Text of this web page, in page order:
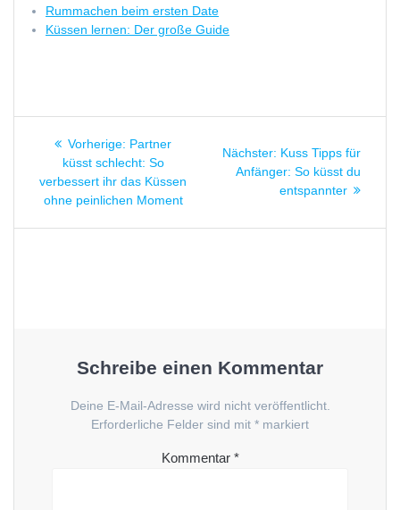
Rummachen beim ersten Date
Küssen lernen: Der große Guide
Beitragsnavigation
Vorherige: Vorheriger
Beitrag:
Partner
küsst schlecht: So
verbessert ihr das Küssen
ohne peinlichen Moment
Nächster: Nächster
Beitrag:
Kuss Tipps für
Anfänger: So küsst du
entspannter
Schreibe einen Kommentar
Deine E-Mail-Adresse wird nicht veröffentlicht.
Erforderliche Felder sind mit * markiert
Kommentar *